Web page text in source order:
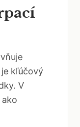
kľúčový
V